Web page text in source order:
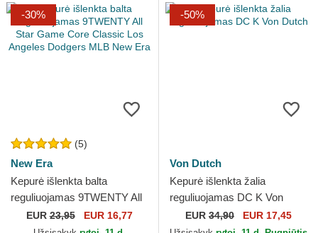
-30%
(5)
New Era
Kepurė išlenkta balta
reguliuojamas 9TWENTY All
Star Game Core Classic Los
Angeles Dodgers MLB...
EUR23,95 EUR 16,77
-50%
Von Dutch
Kepurė išlenkta žalia
reguliuojamas DC K Von
DutchEUR 34,90 EUR 17,45